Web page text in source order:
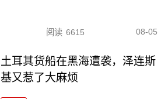
阅读 6615 08-05
土耳其货船在黑海遭袭，泽连斯
基又惹了大麻烦